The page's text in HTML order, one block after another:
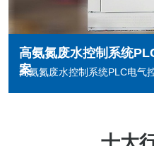
高氨氮废水控制系统
案
高氨氮废水控制系统PLC电气